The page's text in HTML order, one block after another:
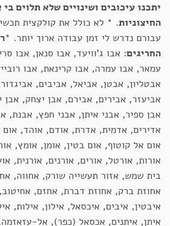
יתכנו עיכובים ושינויים שלא תלוים
החיצוניות. * לא כולל את קולקצית
עבורם נדרש לי זמן עבודה ארוך יותר. *
החריגים: אבו ג'וויעד, אבו סנאן, אבו
עמאר, אבו עמרה, אבו קרינאת, אבו
אבטליון, אבטן, אביאל, אביבים,
אביעזר, אבירים, אבירם, אבן יצחק,
אבן ספיר, אבני איתן, אבני חפץ, אבנת,
אדירים, אדמית, אדרת, אודם, אוהד,
אום אל קוטוף, אום בטין, אומן, אומץ,
אורות, אורטל, אורים, אורנים, אורנית,
בית שמש, אזור תעשייה שורק, אחווה,
אחוזת ברק, אחוזת דברת, אחזם,
איבטין, איבים, איכסאל, אילון, אילות,
איתן, איתנים, אכסאל (כפר), אל-